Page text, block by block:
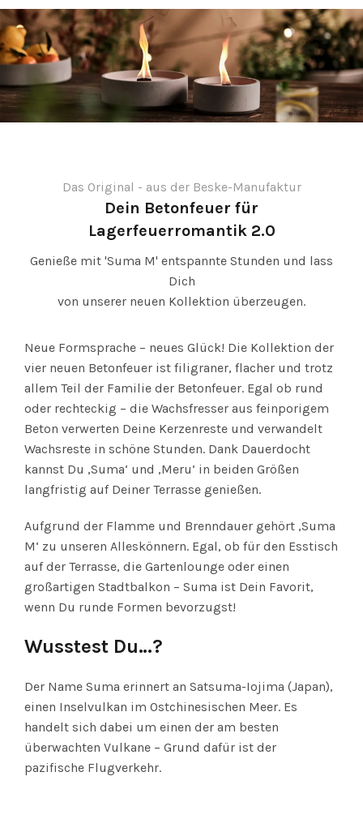
Das Original - aus der Beske-Manufaktur
Dein Betonfeuer für
Lagerfeuerromantik 2.0
Genieße mit 'Suma M' entspannte Stunden und lass
Dich
von unserer neuen Kollektion überzeugen.
Neue Formsprache – neues Glück! Die Kollektion der
vier neuen Betonfeuer ist filigraner, flacher und trotz
allem Teil der Familie der Betonfeuer. Egal ob rund
oder rechteckig – die Wachsfresser aus feinporigem
Beton verwerten Deine Kerzenreste und verwandelt
Wachsreste in schöne Stunden. Dank Dauerdocht
kannst Du ‚Suma‘ und ‚Meru‘ in beiden Größen
langfristig auf Deiner Terrasse genießen.
Aufgrund der Flamme und Brenndauer gehört ‚Suma
M‘ zu unseren Alleskönnern. Egal, ob für den Esstisch
auf der Terrasse, die Gartenlounge oder einen
großartigen Stadtbalkon – Suma ist Dein Favorit,
wenn Du runde Formen bevorzugst!
Wusstest Du…?
Der Name Suma erinnert an Satsuma-Iojima (Japan),
einen Inselvulkan im Ostchinesischen Meer. Es
handelt sich dabei um einen der am besten
überwachten Vulkane – Grund dafür ist der
pazifische Flugverkehr.